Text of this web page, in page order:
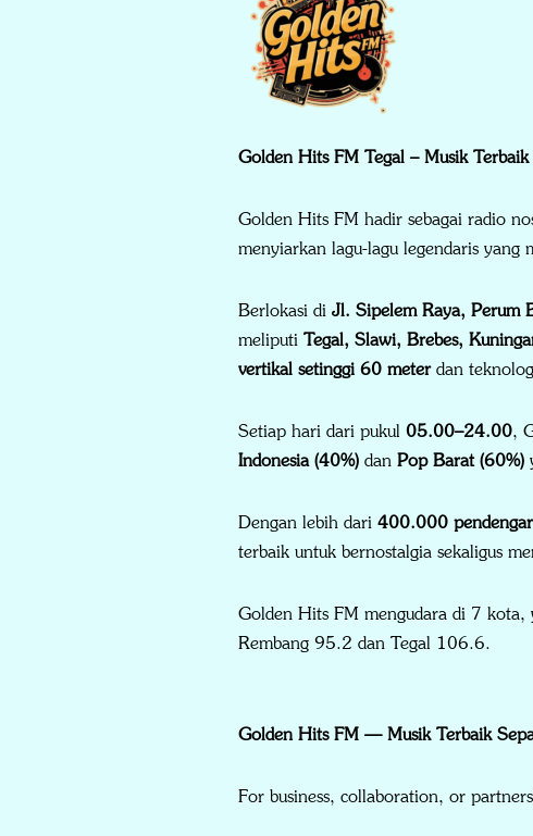
Golden Hits FM Tegal – Musik Terbaik
Golden Hits FM hadir sebagai radio
menyiarkan lagu-lagu legendaris yang
Berlokasi di Jl. Sipelem Raya, Perum
meliputi Tegal, Slawi, Brebes,
vertikal setinggi 60 meter dan
Setiap hari dari pukul 05.00–24.00,
Indonesia (40%) dan Pop Barat (60%)
Dengan lebih dari 400.000
terbaik untuk bernostalgia sekaligus
Golden Hits FM mengudara di 7
Rembang 95.2 dan Tegal 106.6.
Golden Hits FM — Musik Terbaik
For business, collaboration, or